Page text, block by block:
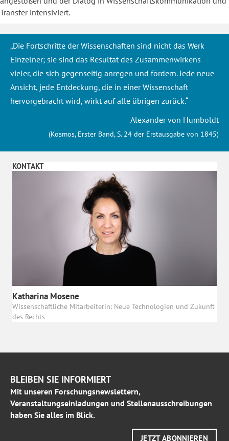
Transfer intensiviert.
„Die Fortschritte der Wissenschaften sind nicht das Werk
Einzelner; sie sind das Resultat des Zusammenwirkens
vieler, die sich gegenseitig anregen und fördern. Jede neue
Ansicht, jede Entdeckung, die in einer Wissenschaft
hervorgebracht wird, wirkt auf alle übrigen zurück.“
Alexander von Humboldt
(Kosmos, Erster Band, S. 24 der Erstausgabe von 1845)
KONTAKT
Katharina Mosene
Wissenschaftliche Mitarbeiterin: Neue Technologien und Zukunft
des Rechts
BLEIBEN SIE INFORMIERT
Mit unseren Forschungsnewslettern,
Veranstaltungseinladungen und Stellenausschreibungen
haben Sie alles im Blick.
JETZT ABONNIEREN